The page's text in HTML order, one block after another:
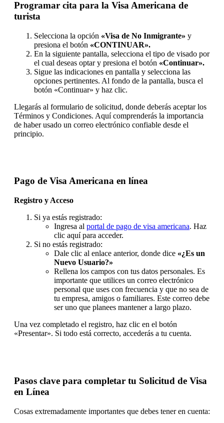
Programar cita para la Visa Americana de
turista
Selecciona la opción «Visa de No Inmigrante» y
presiona el botón «CONTINUAR».
En la siguiente pantalla, selecciona el tipo de visado por
el cual deseas optar y presiona el botón «Continuar».
Sigue las indicaciones en pantalla y selecciona las
opciones pertinentes. Al fondo de la pantalla, busca el
botón «Continuar» y haz clic.
Llegarás al formulario de solicitud, donde deberás aceptar los
Términos y Condiciones. Aquí comprenderás la importancia
de haber usado un correo electrónico confiable desde el
principio.
Pago de Visa Americana en línea
Registro y Acceso
Si ya estás registrado:
Ingresa al portal de pago de visa americana. Haz
clic aquí para acceder.
Si no estás registrado:
Dale clic al enlace anterior, donde dice «¿Es un
Nuevo Usuario?»
Rellena los campos con tus datos personales. Es
importante que utilices un correo electrónico
personal que uses con frecuencia y que no sea de
tu empresa, amigos o familiares. Este correo debe
ser uno que planees mantener a largo plazo.
Una vez completado el registro, haz clic en el botón
«Presentar». Si todo está correcto, accederás a tu cuenta.
Pasos clave para completar tu Solicitud de Visa
en Línea
Cosas extremadamente importantes que debes tener en cuenta: